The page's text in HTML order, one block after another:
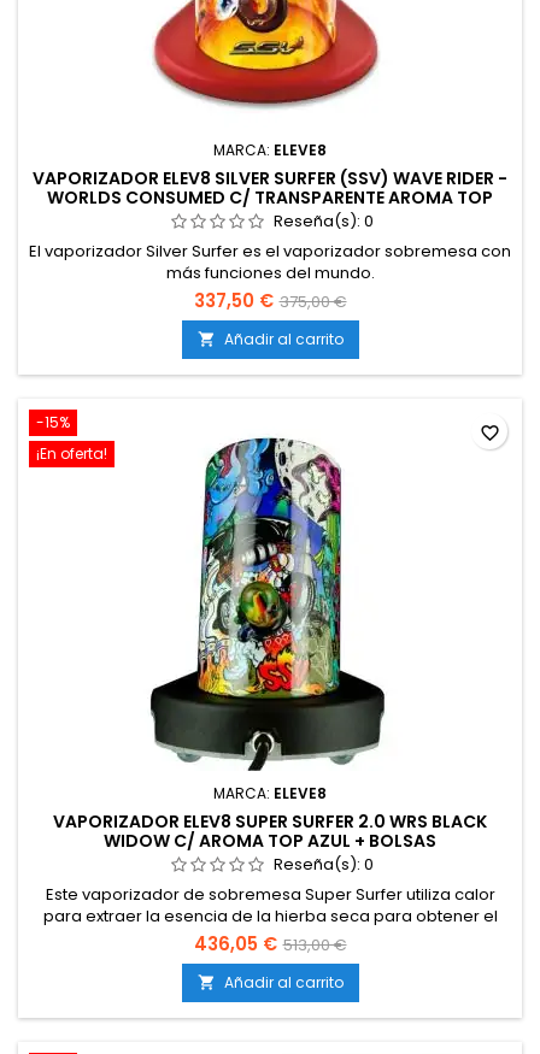
MARCA: ELEVE8
VAPORIZADOR ELEV8 SILVER SURFER (SSV) WAVE RIDER -
WORLDS CONSUMED C/ TRANSPARENTE AROMA TOP
Reseña(s): 0
El vaporizador Silver Surfer es el vaporizador sobremesa con
más funciones del mundo.
337,50 € 375,00 €
 Añadir al carrito
-15%
¡En oferta!
MARCA: ELEVE8
VAPORIZADOR ELEV8 SUPER SURFER 2.0 WRS BLACK
WIDOW C/ AROMA TOP AZUL + BOLSAS
Reseña(s): 0
Este vaporizador de sobremesa Super Surfer utiliza calor
para extraer la esencia de la hierba seca para obtener el
mejor sabor.
436,05 € 513,00 €
 Añadir al carrito
favorite_border